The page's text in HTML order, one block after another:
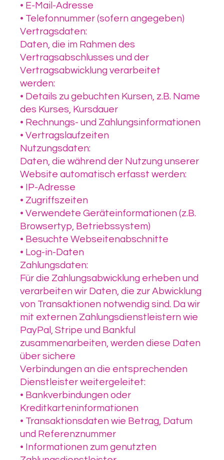
• E-Mail-Adresse
• Telefonnummer (sofern angegeben)
Vertragsdaten:
Daten, die im Rahmen des
Vertragsabschlusses und der
Vertragsabwicklung verarbeitet
werden:
• Details zu gebuchten Kursen, z.B. Name
des Kurses, Kursdauer
• Rechnungs- und Zahlungsinformationen
• Vertragslaufzeiten
Nutzungsdaten:
Daten, die während der Nutzung unserer
Website automatisch erfasst werden:
• IP-Adresse
• Zugriffszeiten
• Verwendete Geräteinformationen (z.B.
Browsertyp, Betriebssystem)
• Besuchte Webseitenabschnitte
• Log-in-Daten
Zahlungsdaten:
Für die Zahlungsabwicklung erheben und
verarbeiten wir Daten, die zur Abwicklung
von Transaktionen notwendig sind. Da wir
mit externen Zahlungsdienstleistern wie
PayPal, Stripe und Bankful
zusammenarbeiten, werden diese Daten
über sichere
Verbindungen an die entsprechenden
Dienstleister weitergeleitet:
• Bankverbindungen oder
Kreditkarteninformationen
• Transaktionsdaten wie Betrag, Datum
und Referenznummer
• Informationen zum genutzten